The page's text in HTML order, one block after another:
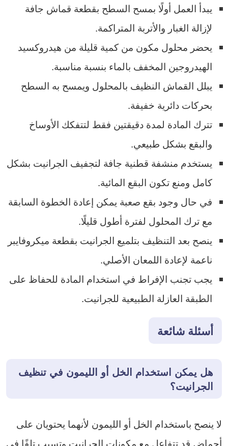
يبدأ العمل أولًا بمسح السطح بقطعة قماش جافة
لإزالة الغبار والأتربة المتراكمة.
يحضر محلول مكون من كمية قليلة من هيدروكسيد
الهيدروجين المخفف بالماء بنسبة مناسبة.
يبلل القماش النظيف بالمحلول ويمسح به السطح
بحركات دائرية خفيفة.
تترك المادة لمدة دقيقتين فقط لتتفكك الأوساخ
والبقع بشكل طبيعي.
يستخدم منشفة قطنية جافة لتجفيف الجرانيت بشكل
كامل ومنع تكون البقع المائية.
في حال وجود بقع صعبة يمكن إعادة الخطوة السابقة
مع ترك المحلول لفترة أطول قليلًا.
ينصح بعد التنظيف بتلميع الجرانيت بقطعة ميكروفايبر
ناعمة لإعادة اللمعان الأصلي.
يجب تجنب الإفراط في استخدام المادة للحفاظ على
الطبقة العازلة الطبيعية للجرانيت.
أسئلة شائعة
هل يمكن استخدام الخل أو الليمون في تنظيف
الجرانيت؟
لا ينصح باستخدام الخل أو الليمون لأنهما يحتويان على
أحماض قد تتفاعل مع مكونات الجرانيت وتسبب تلفًا في